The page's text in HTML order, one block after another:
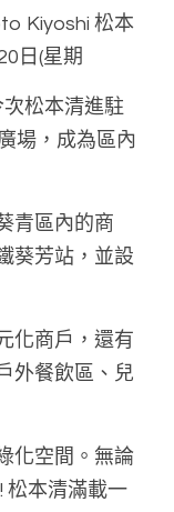
Kiyoshi 松本
日(星期
松本清進駐
場 ， 成為區內
青區內的商
葵芳站 ， 並設
化商戶 ， 還有
外餐飲區、兒
化空間。無論
松本清滿載一